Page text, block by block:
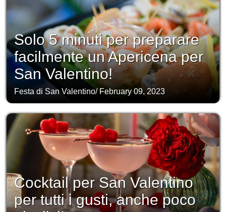
Solo 5 minuti per preparare
facilmente un Apericena per
San Valentino!
Festa di San Valentino/ February 09, 2023
Cocktail per San Valentino
per tutti i gusti, anche poco